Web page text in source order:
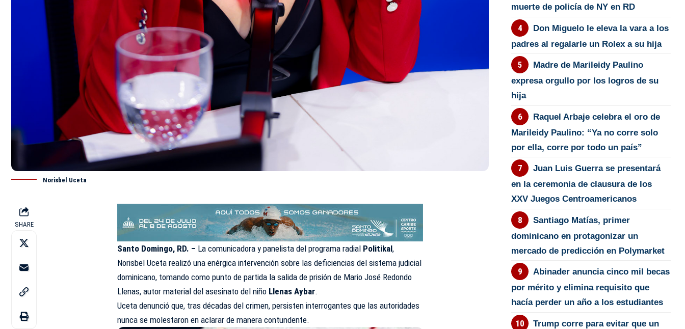
Norisbel Uceta
SHARE
Santo Domingo, RD. – La comunicadora y panelista delprogramaradial Politikal,
Norisbel Uceta realizó una enérgica intervención sobre las deficiencias del sistema judicial
dominicano, tomando como punto de partida la salida de prisión de Mario José Redondo
Llenas, autor material del asesinato del niño Llenas Aybar.
Uceta denunció que, tras décadas del crimen, persisten interrogantes que las autoridades
nunca se molestaron en aclarar de manera contundente.
muerte de policía de NY en RD
Don Miguelo le eleva la vara a los
padres al regalarle un Rolex a su hija
Madre de Marileidy Paulino
expresa orgullo por los logros de su
hija
Raquel Arbaje celebra el oro de
Marileidy Paulino: “Ya no corre solo
por ella, corre por todo un país”
Juan Luis Guerra se presentará
en la ceremonia de clausura de los
XXV Juegos Centroamericanos
Santiago Matías, primer
dominicano en protagonizar un
mercado de predicción en Polymarket
Abinader anuncia cinco mil becas
por mérito y elimina requisito que
hacía perder un año a los estudiantes
Trump corre para evitar que un